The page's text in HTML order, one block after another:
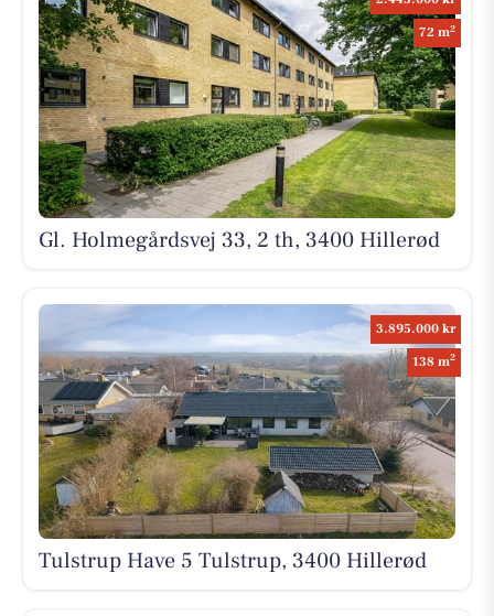
72 m2
Gl. Holmegårdsvej 33, 2 th, 3400 Hillerød
3.895.000 kr
138 m2
Tulstrup Have 5 Tulstrup, 3400 Hillerød